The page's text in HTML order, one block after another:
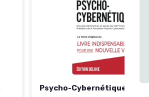
Psycho-Cybernétique